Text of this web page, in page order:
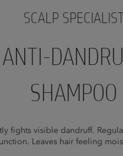
SCALP
ANTI-
SHAMPOO
fights visible dandruff.
Leaves hair feeling